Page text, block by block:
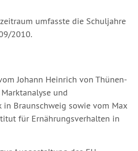
umfasste die Schuljahre
2010.
Johann Heinrich von Thünen-
und
Braunschweig sowie vom Max
für Ernährungsverhalten in